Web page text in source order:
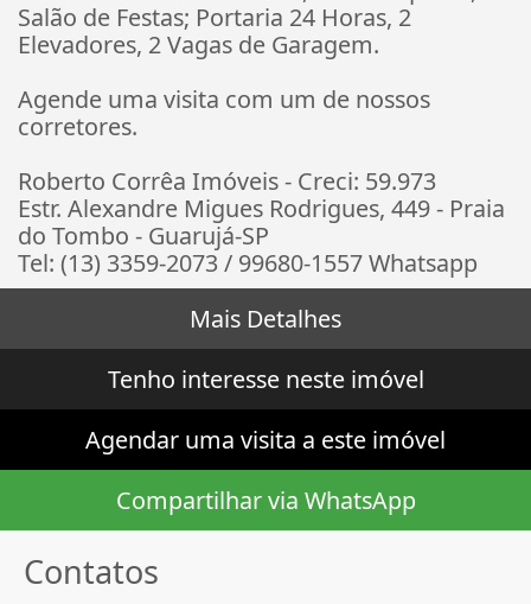
Salão de Festas; Portaria 24 Horas, 2
Elevadores, 2 Vagas de Garagem.
Agende uma visita com um de nossos
corretores.
Roberto Corrêa Imóveis - Creci: 59.973
Estr. Alexandre Migues Rodrigues, 449 - Praia
do Tombo - Guarujá-SP
Tel: (13) 3359-2073 / 99680-1557 Whatsapp
Mais Detalhes
Tenho interesse neste imóvel
Agendar uma visita a este imóvel
Compartilhar via WhatsApp
Contatos